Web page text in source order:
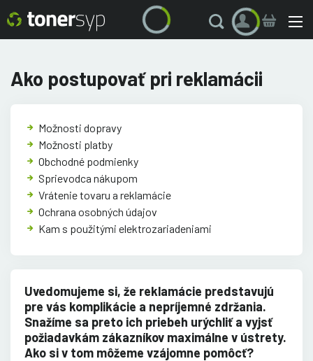
Ako postupovať pri reklamácii
Možnosti dopravy
Možnosti platby
Obchodné podmienky
Sprievodca nákupom
Vrátenie tovaru a reklamácie
Ochrana osobných údajov
Kam s použitými elektrozariadeniami
Uvedomujeme si, že reklamácie predstavujú
pre vás komplikácie a nepríjemné zdržania.
Snažíme sa preto ich priebeh urýchliť a vyjsť
požiadavkám zákazníkov maximálne v ústrety.
Ako si v tom môžeme vzájomne pomôcť?